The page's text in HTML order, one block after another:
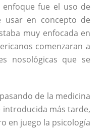
fue el uso de
usar en concepto de
muy enfocada en
comenzaran a
nosológicas que se
de la medicina
introducida más tarde,
en juego la psicología